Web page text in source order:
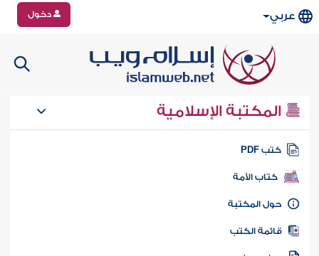
عربي دخول
المكتبة الإسلامية
كتب PDF
كتاب الأمة
المكتبة